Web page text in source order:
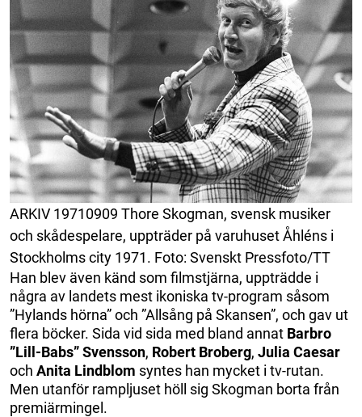
ARKIV 19710909 Thore Skogman, svensk musiker
och skådespelare, uppträder på varuhuset Åhléns i
Stockholms city 1971. Foto: Svenskt Pressfoto/TT
Han blev även känd som filmstjärna, uppträdde i
några av landets mest ikoniska tv-program såsom
”Hylands hörna” och ”Allsång på Skansen”, och gav ut
flera böcker. Sida vid sida med bland annat Barbro
”Lill-Babs” Svensson, Robert Broberg, Julia Caesar
och Anita Lindblom syntes han mycket i tv-rutan.
Men utanför rampljuset höll sig Skogman borta från
premiärmingel.